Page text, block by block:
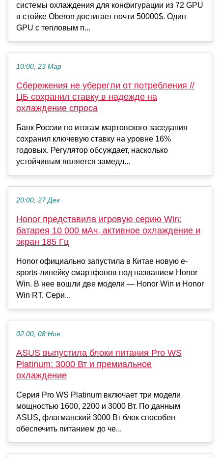
системы охлаждения для конфигурации из 72 GPU
в стойке Oberon достигает почти 50000$. Один
GPU с тепловым п...
10:00, 23 Мар
Сбережения не уберегли от потребления //
ЦБ сохранил ставку в надежде на
охлаждение спроса
Банк России по итогам мартовского заседания
сохранил ключевую ставку на уровне 16%
годовых. Регулятор обсуждает, насколько
устойчивым является замедл...
20:00, 27 Дек
Honor представила игровую серию Win:
батарея 10 000 мАч, активное охлаждение и
экран 185 Гц
Honor официально запустила в Китае новую e-
sports-линейку смартфонов под названием Honor
Win. В нее вошли две модели — Honor Win и Honor
Win RT. Сери...
02:00, 08 Ноя
ASUS выпустила блоки питания Pro WS
Platinum: 3000 Вт и премиальное
охлаждение
Серия Pro WS Platinum включает три модели
мощностью 1600, 2200 и 3000 Вт. По данным
ASUS, флагманский 3000 Вт блок способен
обеспечить питанием до че...